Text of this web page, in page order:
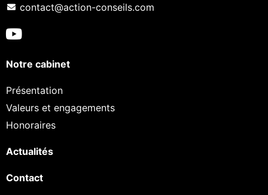
contact@action-conseils.com
Notre cabinet
Présentation
Valeurs et engagements
Honoraires
Actualités
Contact